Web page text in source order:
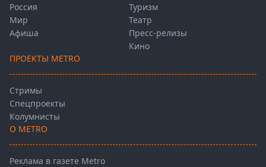
Россия
Мир
Афиша
Туризм
Театр
Пресс-релизы
Кино
ПРОЕКТЫ METRO
Стримы
Спецпроекты
Колумнисты
О METRO
Реклама в газете Metro